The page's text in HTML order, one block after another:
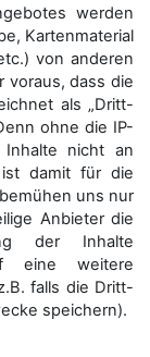
werden
Kartenmaterial
von anderen
voraus, dass die
als „Dritt-
ohne die IP-
nicht an
damit für die
uns nur
Anbieter die
der Inhalte
eine weitere
falls die Dritt-
speichern).